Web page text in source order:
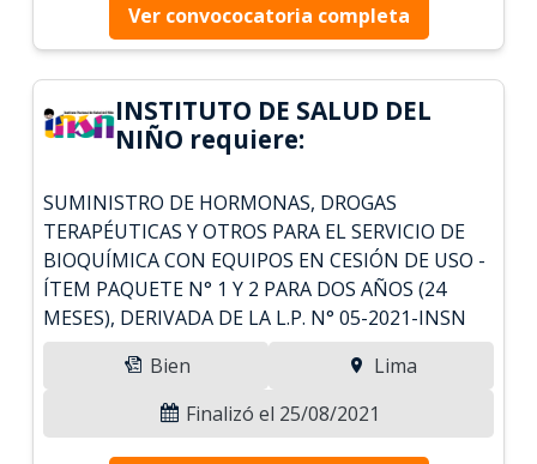
Ver convococatoria completa
INSTITUTO DE SALUD DEL
NIÑO requiere:
SUMINISTRO DE HORMONAS, DROGAS
TERAPÉUTICAS Y OTROS PARA EL SERVICIO DE
BIOQUÍMICA CON EQUIPOS EN CESIÓN DE USO -
ÍTEM PAQUETE N° 1 Y 2 PARA DOS AÑOS (24
MESES), DERIVADA DE LA L.P. N° 05-2021-INSN
Bien
Lima
Finalizó el 25/08/2021